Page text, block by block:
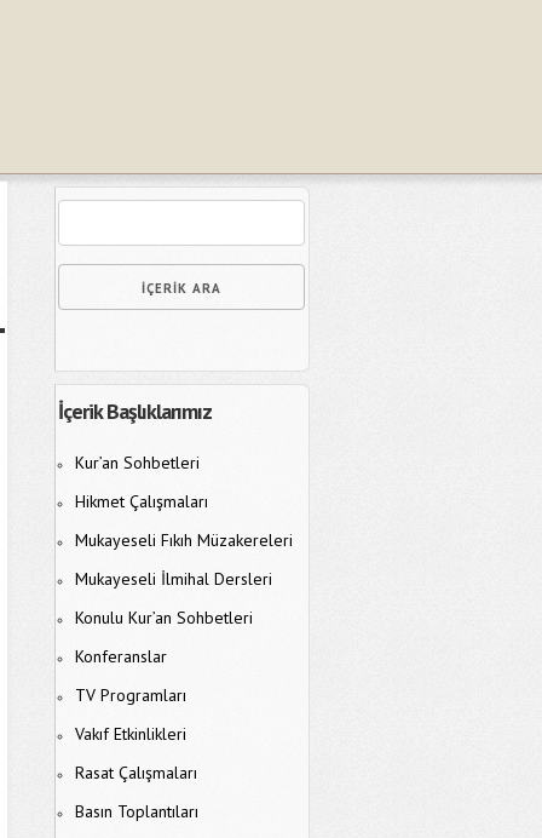
İçerik Başlıklarımız
Kur’an Sohbetleri
Hikmet Çalışmaları
Mukayeseli Fıkıh Müzakereleri
Mukayeseli İlmihal Dersleri
Konulu Kur’an Sohbetleri
Konferanslar
TV Programları
Vakıf Etkinlikleri
Rasat Çalışmaları
Basın Toplantıları